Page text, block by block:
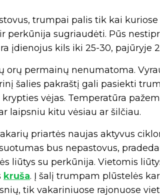
trumpai palis tik kai
perkūnija sugriaudėti. Pūs
įdienojus kils iki 25-30, pajūryje
orų permainų nenumatoma.
šalies pakraštį gali pasiekti
vėjas. Temperatūra
laipsniu kitu vėsiau ar šilčiau.
priartės naujas aktyvus
bus nepastovus,
liūtys su perkūnija. Vietomis
kruša. Į šalį trumpam plūstelės
tik vakariniuose rajonuose